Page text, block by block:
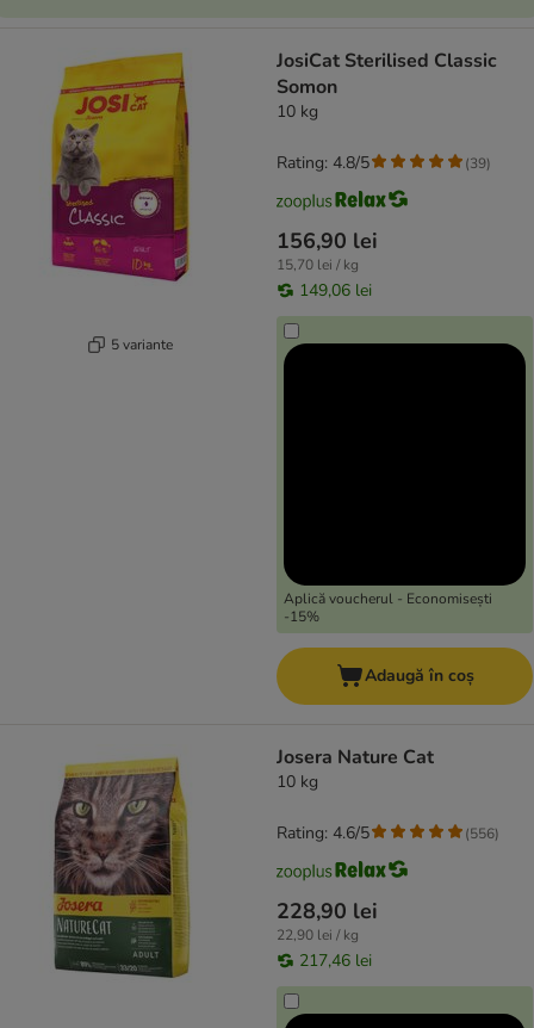
5 variante
JosiCat Sterilised Classic
Somon
10 kg
156,90 lei
15,70 lei / kg
149,06 lei
Aplică voucherul - Economisești
-15%
Rating: 4.8/5 (39)
Adaugă în coș
Josera Nature Cat
10 kg
228,90 lei
22,90 lei / kg
217,46 lei
Rating: 4.6/5 (556)